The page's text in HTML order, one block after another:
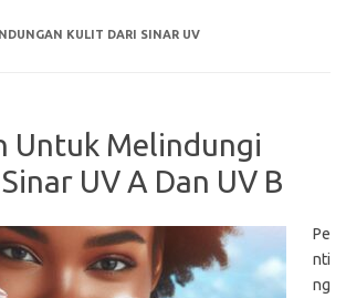
KULIT DARI SINAR UV
Untuk Melindungi
UV A Dan UV B
Pe
nti
ng